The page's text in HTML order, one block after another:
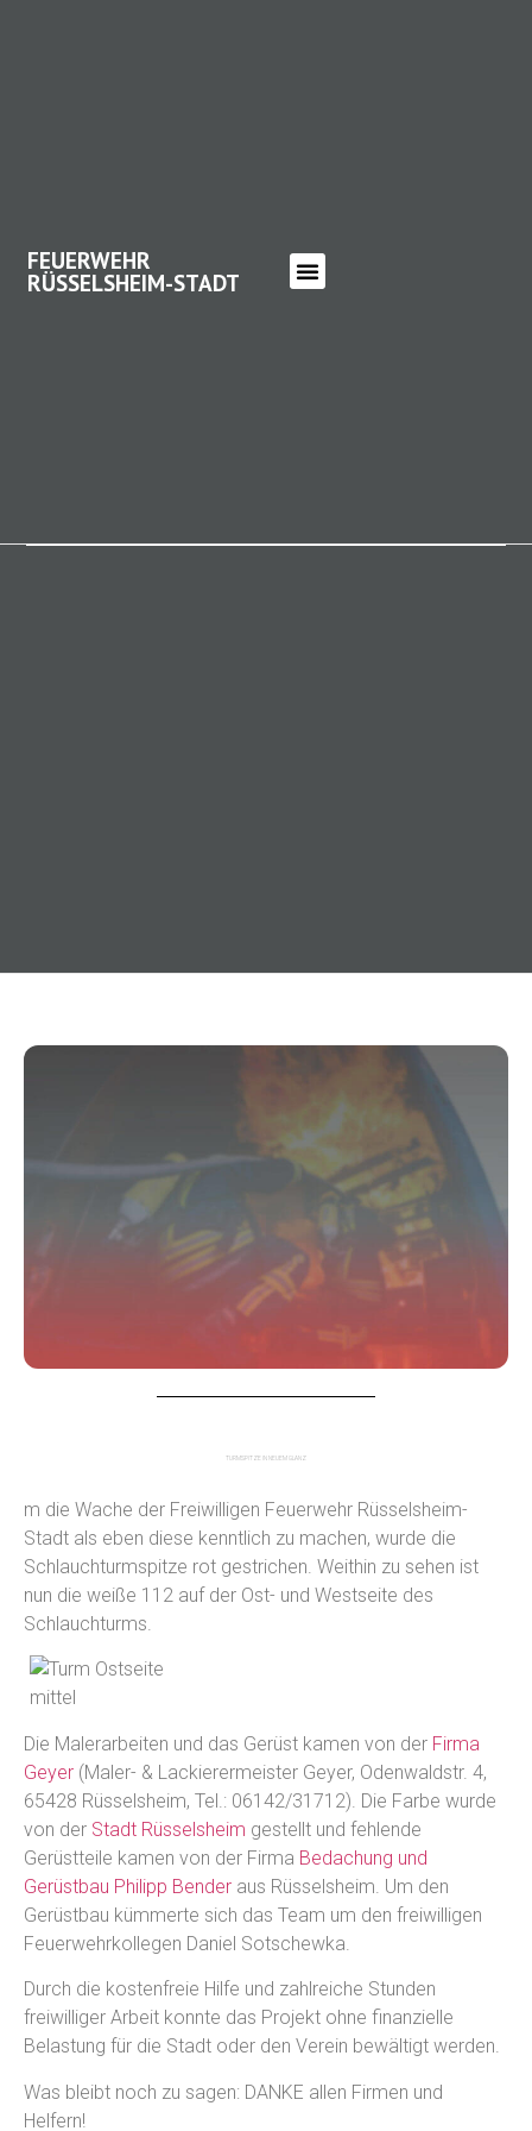
FEUERWEHR
RÜSSELSHEIM-STADT
TURMSPITZE IN NEUEM GLANZ
m die Wache der Freiwilligen Feuerwehr Rüsselsheim-
Stadt als eben diese kenntlich zu machen, wurde die
Schlauchturmspitze rot gestrichen. Weithin zu sehen ist
nun die weiße 112 auf der Ost- und Westseite des
Schlauchturms.
Die Malerarbeiten und das Gerüst kamen von der Firma
Geyer (Maler- & Lackierermeister Geyer, Odenwaldstr. 4,
65428 Rüsselsheim, Tel.: 06142/31712). Die Farbe wurde
von der Stadt Rüsselsheim gestellt und fehlende
Gerüstteile kamen von der Firma Bedachung und
Gerüstbau Philipp Bender aus Rüsselsheim. Um den
Gerüstbau kümmerte sich das Team um den freiwilligen
Feuerwehrkollegen Daniel Sotschewka.
Durch die kostenfreie Hilfe und zahlreiche Stunden
freiwilliger Arbeit konnte das Projekt ohne finanzielle
Belastung für die Stadt oder den Verein bewältigt werden.
Was bleibt noch zu sagen: DANKE allen Firmen und
Helfern!